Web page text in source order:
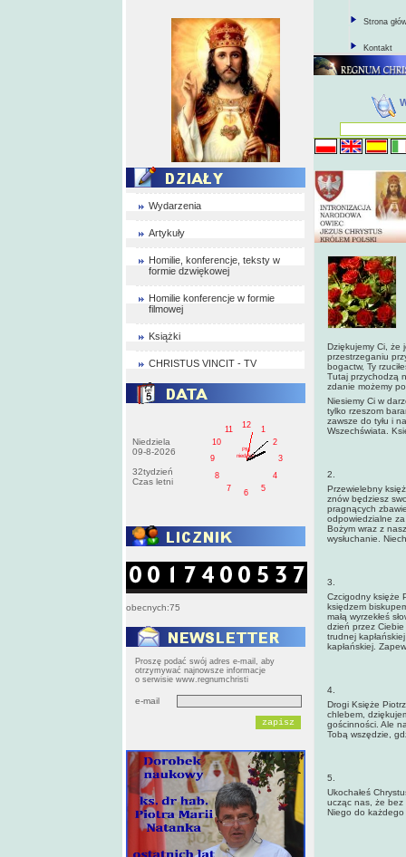
Wydarzenia
Artykuły
Homilie, konferencje, teksty w
formie dzwiękowej
Homilie konferencje w formie
filmowej
Książki
CHRISTUS VINCIT - TV
Niedziela
09-8-2026
32tydzień
Czas letni
1
2
3
4
5
6
7
8
9
10
11
12
PM
niedziela
obecnych:75
Proszę podać swój adres e-mail, aby
otrzymywać najnowsze informacje
o serwisie www.regnumchristi
e-mail
Strona
Kontakt
Dziękujemy Ci, że
przestrzeganiu
bogactw, Ty
Tutaj przychodzą
zdanie możemy
Niesiemy Ci w
tylko rzeszom
zawsze do tyłu i
Wszechświata.
2.
Przewielebny
znów będziesz
pragnących
odpowiedzialne za
Bożym wraz z
wysłuchanie.
3.
Czcigodny księże
księdzem
małą wyrzekłeś
dzień przez
trudnej
kapłańskiej.
4.
Drogi Księże
chlebem,
gościnności. Ale
Tobą wszędzie,
5.
Ukochałeś
ucząc nas, że bez
Niego do każdego